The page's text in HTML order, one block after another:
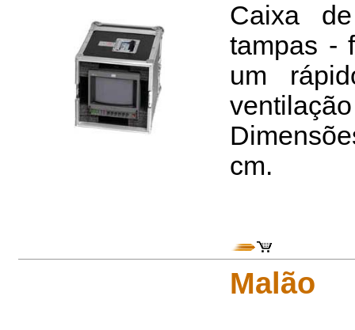
Caixa
tampas -
um
cm.
Malão